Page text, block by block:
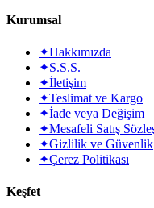
Kurumsal
✦Hakkımızda
✦S.S.S.
✦İletişim
✦Teslimat ve Kargo
✦İade veya Değişim
✦Mesafeli Satış
✦Gizlilik ve Güvenlik
✦Çerez Politikası
Keşfet